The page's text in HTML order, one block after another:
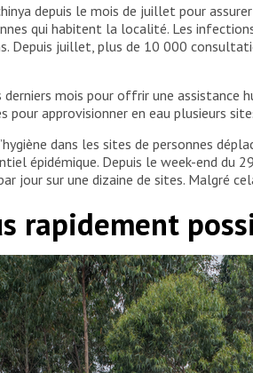
depuis le mois de juillet pour
qui habitent la localité. Les
Depuis juillet, plus de 10 000
derniers mois pour offrir une
approvisionner en eau plusieurs
dans les sites de personnes
épidémique. Depuis le week-end
jour sur une dizaine de sites. Malgré
rapidement